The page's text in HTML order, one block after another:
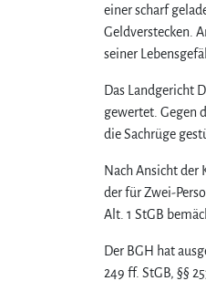
einer scharf
Geldverstecken.
seiner
Das Landgericht
gewertet. Gegen
die Sachrüge
Nach Ansicht der
der für Zwei-
Alt. 1 StGB
Der BGH hat
249 ff. StGB, §§